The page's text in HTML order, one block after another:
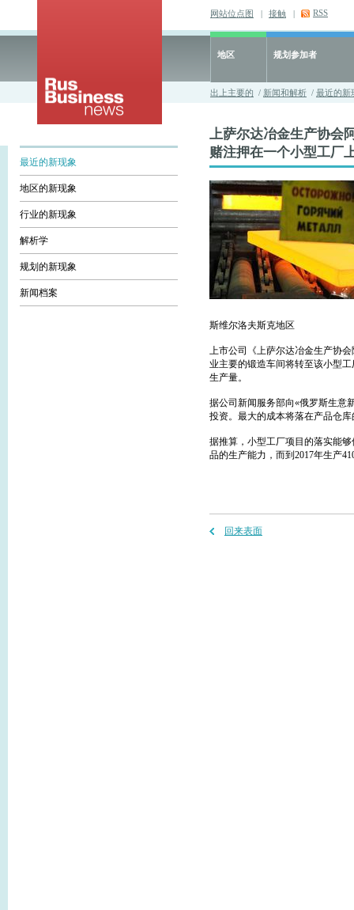
网站位点图 | 接触 | RSS
地区 规划参加者
出上主要的 / 新闻和解析 / 最近的新
最近的新现象
地区的新现象
行业的新现象
解析学
规划的新现象
新闻档案
上萨尔达冶金生产协会
赌注押在一个小型工厂
斯维尔洛夫斯克地区
上市公司《上萨尔达冶金生产协
业主要的锻造车间将转至该小型
生产量。
据公司新闻服务部向«俄罗斯生意
投资。最大的成本将落在产品仓
据推算，小型工厂项目的落实能
品的生产能力，而到2017年生产
回来表面